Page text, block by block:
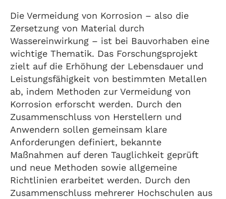
Die Vermeidung von Korrosion – also die
Zersetzung von Material durch
Wassereinwirkung – ist bei Bauvorhaben eine
wichtige Thematik. Das Forschungsprojekt
zielt auf die Erhöhung der Lebensdauer und
Leistungsfähigkeit von bestimmten Metallen
ab, indem Methoden zur Vermeidung von
Korrosion erforscht werden. Durch den
Zusammenschluss von Herstellern und
Anwendern sollen gemeinsam klare
Anforderungen definiert, bekannte
Maßnahmen auf deren Tauglichkeit geprüft
und neue Methoden sowie allgemeine
Richtlinien erarbeitet werden. Durch den
Zusammenschluss mehrerer Hochschulen aus